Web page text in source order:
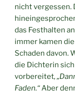
nicht vergessen.
das Festhalten
immer kamen
Schaden davon.
die Dichterin
vorbereitet,
Faden.“Aber